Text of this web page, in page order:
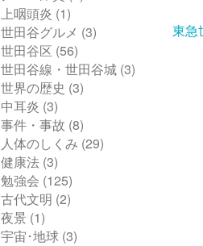
上咽頭炎 (1)
世田谷グルメ (3)
世田谷区 (56)
世田谷線・世田谷城 (3)
世界の歴史 (3)
中耳炎 (3)
事件・事故 (8)
人体のしくみ (29)
健康法 (3)
勉強会 (125)
古代文明 (2)
夜景 (1)
宇宙･地球 (3)
東急